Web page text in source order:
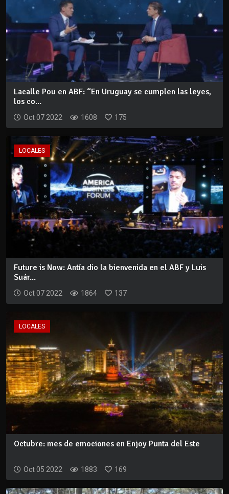
Lacalle Pou en ABF: “En Uruguay se cumplen las leyes,
los co...
Oct 07 2022 1608 175
LOCALES
Future is Now: Antía dio la bienvenida en el ABF y Luis
Suár...
Oct 07 2022 1864 137
LOCALES
Octubre: mes de emociones en Enjoy Punta del Este
Oct 05 2022 1883 169